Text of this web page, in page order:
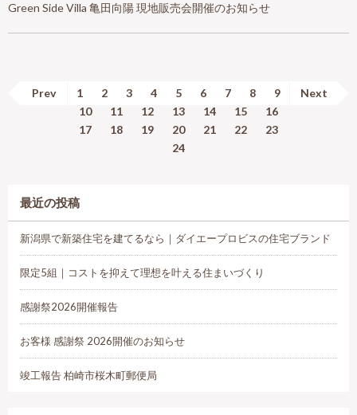
Green Side Villa 亀田向陽 現地販売会開催のお知らせ
Prev 1 2 3 4 5 6 7 8
9
10
11 12 13 14 15
16
17
18 19 20 21 22
23
24
Next
最近の投稿
新潟県で新築住宅を建てるなら｜ダイエープロビスの住宅ブランド
限定5組｜コストを抑えて理想を叶える住まいづくり
感謝祭2026開催報告
お客様 感謝祭 2026開催のお知らせ
竣工報告 柏崎市桜木町郵便局